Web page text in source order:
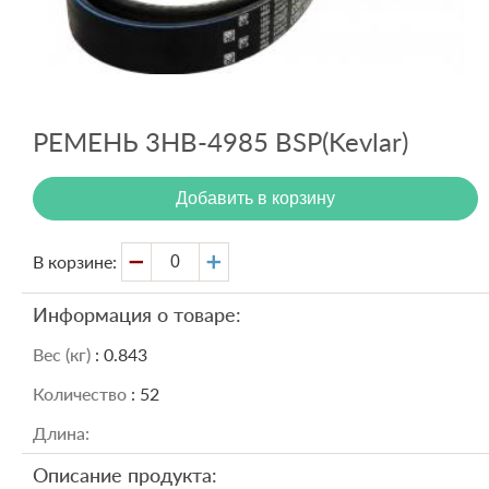
Вход
Регистрация
РЕМЕНЬ 3HB-4985 BSP(Kevlar)
Добавить в корзину
В корзине:
Информация о товаре:
Вес (кг) : 0.843
Количество : 52
Длина:
Описание продукта: